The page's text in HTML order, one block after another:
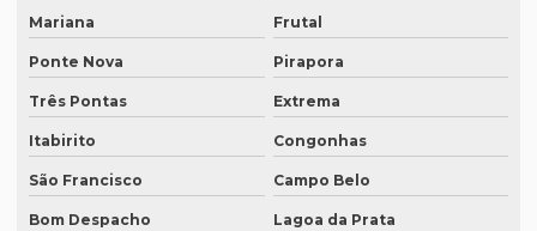
Empresa de tradução simultanea sp
Empresa de tradução simultânea para teams
Empresa de tradução simultânea para teams em campinas
Empresa de tradução simultânea para teams em recife
Empresa de tradução simultânea para zoom
Mariana Frutal
Ponte Nova Pirapora
Três Pontas Extrema
Itabirito Congonhas
São Francisco Campo Belo
Bom Despacho Lagoa da Prata